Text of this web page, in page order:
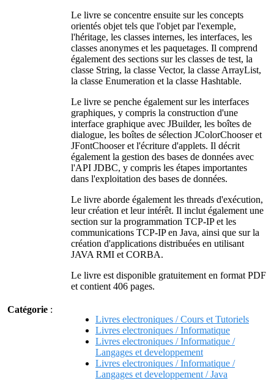
Le livre se concentre ensuite sur les concepts
orientés objet tels que l'objet par l'exemple,
l'héritage, les classes internes, les interfaces, les
classes anonymes et les paquetages. Il comprend
également des sections sur les classes de test, la
classe String, la classe Vector, la classe ArrayList,
la classe Enumeration et la classe Hashtable.
Le livre se penche également sur les interfaces
graphiques, y compris la construction d'une
interface graphique avec JBuilder, les boîtes de
dialogue, les boîtes de sélection JColorChooser et
JFontChooser et l'écriture d'applets. Il décrit
également la gestion des bases de données avec
l'API JDBC, y compris les étapes importantes
dans l'exploitation des bases de données.
Le livre aborde également les threads d'exécution,
leur création et leur intérêt. Il inclut également une
section sur la programmation TCP-IP et les
communications TCP-IP en Java, ainsi que sur la
création d'applications distribuées en utilisant
JAVA RMI et CORBA.
Le livre est disponible gratuitement en format PDF
et contient 406 pages.
Catégorie :
Livres electroniques / Cours et Tutoriels
Livres electroniques / Informatique
Livres electroniques / Informatique /
Langages et developpement
Livres electroniques / Informatique /
Langages et developpement / Java